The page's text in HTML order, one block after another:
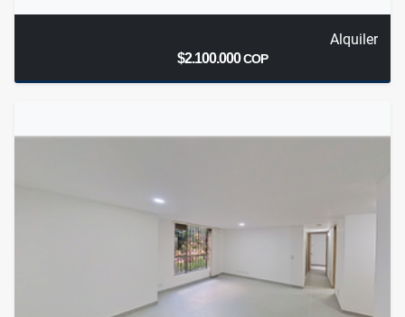
Alquiler
$2.100.000COP